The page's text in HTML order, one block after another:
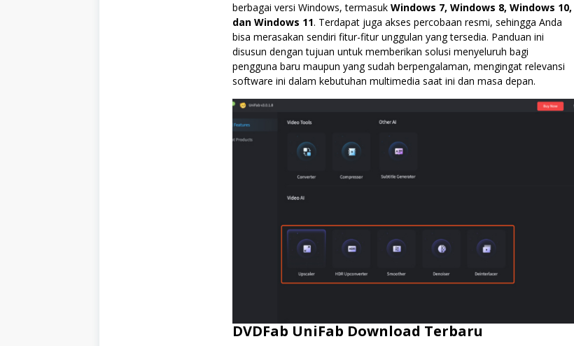
berbagai versi Windows, termasuk Windows 7, Windows 8, Windows 10,
dan Windows 11. Terdapat juga akses percobaan resmi, sehingga Anda
bisa merasakan sendiri fitur-fitur unggulan yang tersedia. Panduan ini
disusun dengan tujuan untuk memberikan solusi menyeluruh bagi
pengguna baru maupun yang sudah berpengalaman, mengingat relevansi
software ini dalam kebutuhan multimedia saat ini dan masa depan.
DVDFab UniFab Download Terbaru